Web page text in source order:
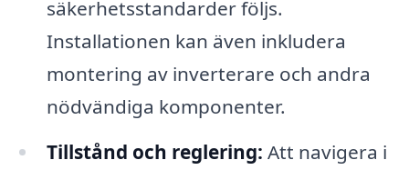
säkerhetsstandarder följs.
Installationen kan även inkludera
montering av inverterare och andra
nödvändiga komponenter.
Tillstånd och reglering: Att navigera i